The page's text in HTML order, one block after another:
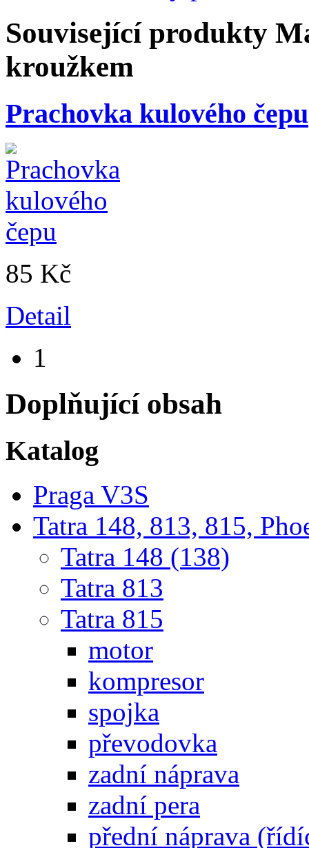
Související produkty
kroužkem
Prachovka kulového čepu
85 Kč
Detail
1
Doplňující obsah
Katalog
Praga V3S
Tatra 148, 813, 815,
Tatra 148 (138)
Tatra 813
Tatra 815
motor
kompresor
spojka
převodovka
zadní náprava
zadní pera
přední náprava